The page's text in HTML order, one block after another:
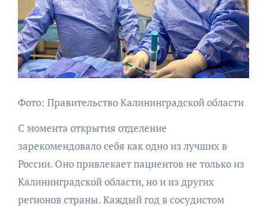
Фото: Правительство Калининградской области
С момента открытия отделение
зарекомендовало себя как одно из лучших в
России. Оно привлекает пациентов не только из
Калининградской области, но и из других
регионов страны. Каждый год в сосудистом